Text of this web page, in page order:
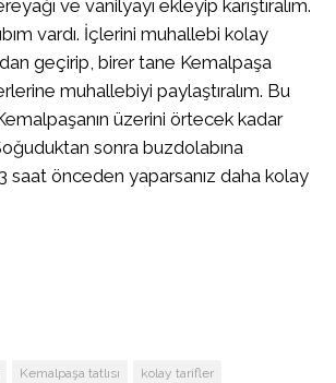
ve vanilyayı ekleyip karıştıralım.
vardı. İçlerini muhallebi kolay
geçirip, birer tane Kemalpaşa
muhallebiyi paylaştıralım. Bu
üzerini örtecek kadar
sonra buzdolabına
3 saat önceden yaparsanız daha kolay
Kemalpaşa tatlısı
kolay tarifler